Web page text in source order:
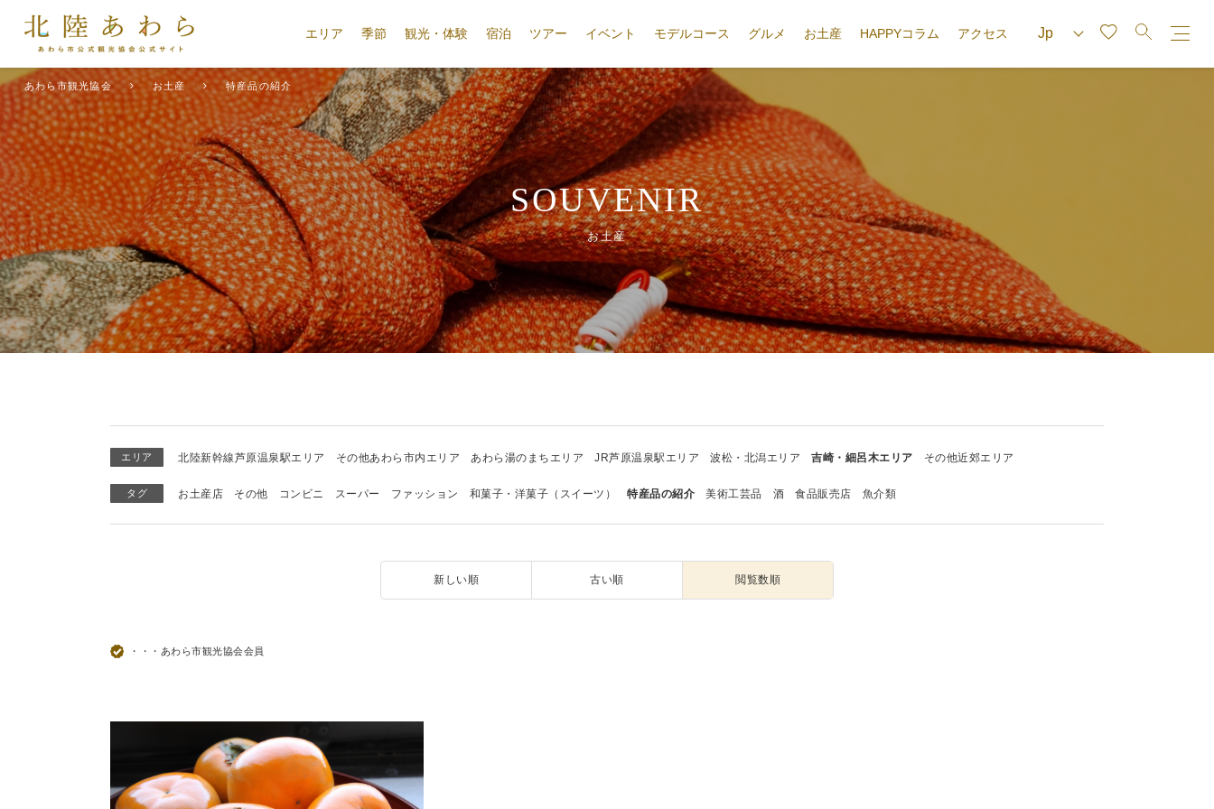
エリア 季節 観光・体験 宿泊 ツアー イベント モデルコース グルメ お土産 HAPPYコラム アクセス
あわら市観光協会 お土産 特産品の紹介
SOUVENIR
お土産
エリア 北陸新幹線芦原温泉駅エリア その他あわら市内エリア あわら湯のまちエリア JR芦原温泉駅エリア 波松・北潟エリア 吉崎・細呂木エリア その他近郊エリア
タグ お土産店 その他 コンビニ スーパー ファッション 和菓子・洋菓子（スイーツ） 特産品の紹介 美術工芸品 酒 食品販売店 魚介類
新しい順 古い順 閲覧数順
・・・あわら市観光協会会員